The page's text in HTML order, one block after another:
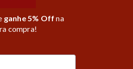
Calças/Calça skinny
ganhe 5% Off na
compra!